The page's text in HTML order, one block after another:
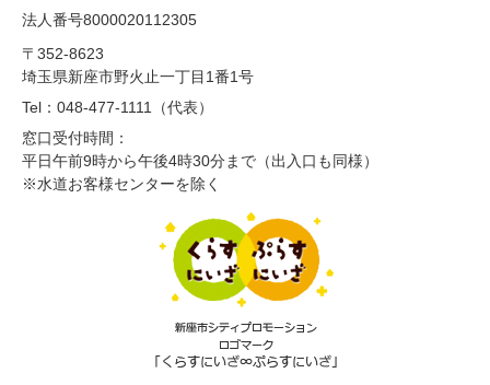
法人番号8000020112305
〒352-8623
埼玉県新座市野火止一丁目1番1号
Tel：048-477-1111（代表）
窓口受付時間：
平日午前9時から午後4時30分まで（出入口も同様）
※水道お客様センターを除く